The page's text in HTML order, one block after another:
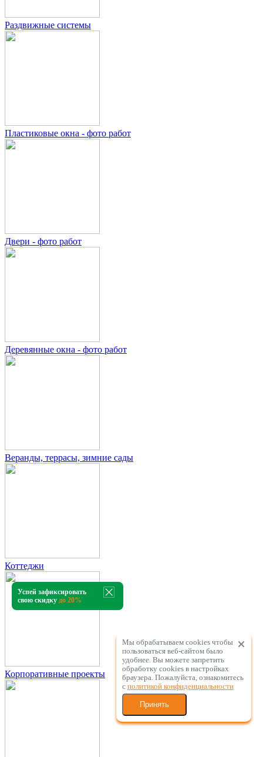
Раздвижные системы
Пластиковые окна - фото работ
Двери - фото работ
Деревянные окна - фото работ
Веранды, террасы, зимние сады
Коттеджи
Корпоративные проекты
Успей зафиксировать
свою скидку до 20%
Мы обрабатываем cookies чтобы
пользоваться веб-сайтом было
удобнее. Вы можете запретить
обработку сookies в настройках
браузера. Пожалуйста, ознакомитесь
с политикой конфиденциальности
Принять